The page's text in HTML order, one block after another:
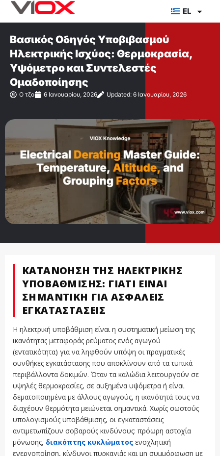
Μετάβαση
EL
Βασικός Οδηγός Υποβιβασμού
Ηλεκτρικής Ισχύος: Θερμοκρασία,
Υψόμετρο και Συντελεστές
Ομαδοποίησης
Ο τζο 6 Ιανουαρίου, 2026 Updated: 6 Ιανουαρίου, 2026
ΚΑΤΑΝΌΗΣΗ ΤΗΣ ΗΛΕΚΤΡΙΚΉΣ
ΥΠΟΒΆΘΜΙΣΗΣ: ΓΙΑΤΊ ΕΊΝΑΙ
ΣΗΜΑΝΤΙΚΉ ΓΙΑ ΑΣΦΑΛΕΊΣ
ΕΓΚΑΤΑΣΤΆΣΕΙΣ
Η ηλεκτρική υποβάθμιση είναι η συστηματική μείωση της
ικανότητας μεταφοράς ρεύματος ενός αγωγού
(εντατικότητα) για να ληφθούν υπόψη οι πραγματικές
συνθήκες εγκατάστασης που αποκλίνουν από τα τυπικά
περιβάλλοντα δοκιμών. Όταν τα καλώδια λειτουργούν σε
υψηλές θερμοκρασίες, σε αυξημένα υψόμετρα ή είναι
δεματοποιημένα με άλλους αγωγούς, η ικανότητά τους να
διαχέουν θερμότητα μειώνεται σημαντικά. Χωρίς σωστούς
υπολογισμούς υποβάθμισης, οι εγκαταστάσεις
αντιμετωπίζουν σοβαρούς κινδύνους: πρόωρη αστοχία
μόνωσης, διακόπτης κυκλώματος ενοχλητική
ενεργοποίηση, κίνδυνοι πυρκαγιάς και μη συμμόρφωση με